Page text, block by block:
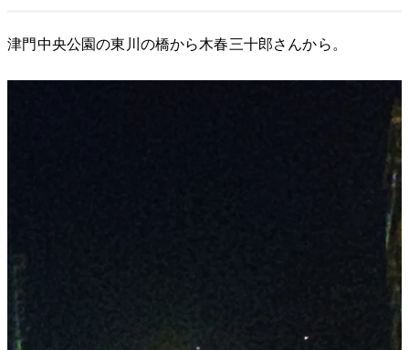
津門中央公園の東川の橋から木春三十郎さんから。